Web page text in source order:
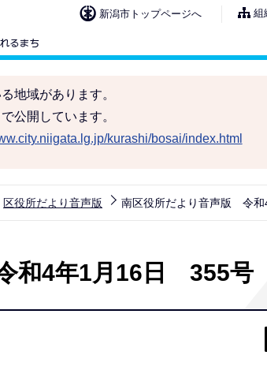
新潟市トップページへ 組
地域があります。
公開しています。
kurashi/bosai/index.html
区役所だより音声版 南区役所だより音声版 令
和4年1月16日 355号